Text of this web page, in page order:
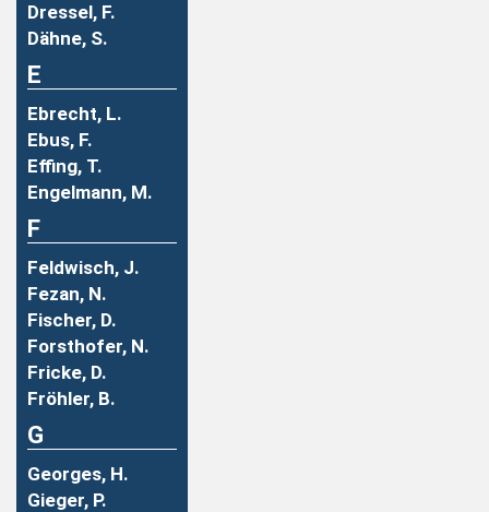
Dressel, F.
Dähne, S.
E
Ebrecht, L.
Ebus, F.
Effing, T.
Engelmann, M.
F
Feldwisch, J.
Fezan, N.
Fischer, D.
Forsthofer, N.
Fricke, D.
Fröhler, B.
G
Georges, H.
Gieger, P.